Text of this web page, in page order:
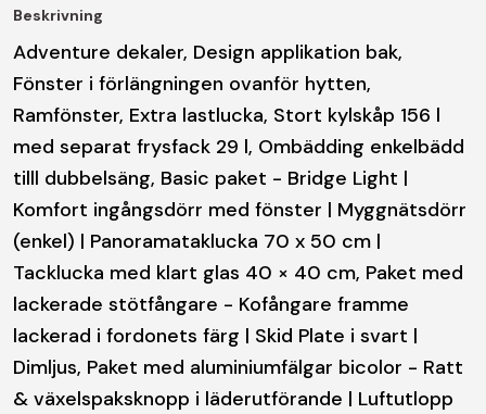
Beskrivning
Adventure dekaler, Design applikation bak,
Fönster i förlängningen ovanför hytten,
Ramfönster, Extra lastlucka, Stort kylskåp 156 l
med separat frysfack 29 l, Ombädding enkelbädd
tilll dubbelsäng, Basic paket - Bridge Light |
Komfort ingångsdörr med fönster | Myggnätsdörr
(enkel) | Panoramataklucka 70 x 50 cm |
Tacklucka med klart glas 40 × 40 cm, Paket med
lackerade stötfångare - Kofångare framme
lackerad i fordonets färg | Skid Plate i svart |
Dimljus, Paket med aluminiumfälgar bicolor - Ratt
& växelspaksknopp i läderutförande | Luftutlopp